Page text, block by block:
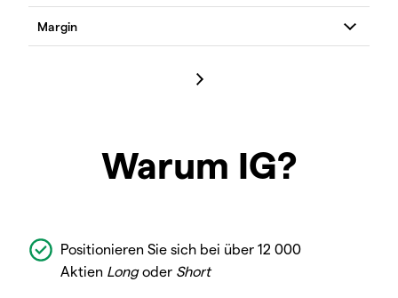
Warum IG?
Positionieren Sie sich bei über 12 000
Aktien Longoder Short